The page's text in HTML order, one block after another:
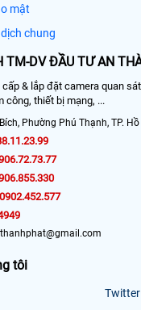
mật
chung
TM-DV ĐẦU TƯ AN
& lắp đặt camera quan
công, thiết bị mạng, ...
Phường Phú Thạnh, TP.
0902.452.577
tôi
Twitter